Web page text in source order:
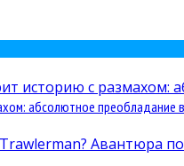
абсолютное преобладание